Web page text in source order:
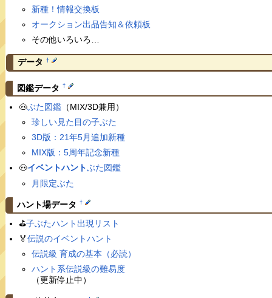
新種！情報交換板
オークション出品告知＆依頼板
その他いろいろ…
データ †
図鑑データ †
🐽ぶた図鑑（MIX/3D兼用）
珍しい見た目の子ぶた
3D版：21年5月追加新種
MIX版：5周年記念新種
🐽イベントハントぶた図鑑
月限定ぶた
ハント場データ †
⛳️子ぶたハント出現リスト
🏅伝説のイベントハント
伝説級 育成の基本（必読）
ハント系伝説級の難易度
（更新停止中）